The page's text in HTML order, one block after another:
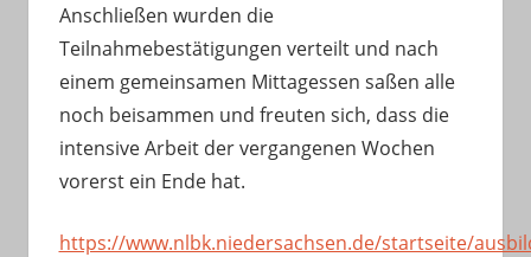
Anschließen wurden die
Teilnahmebestätigungen verteilt und nach
einem gemeinsamen Mittagessen saßen alle
noch beisammen und freuten sich, dass die
intensive Arbeit der vergangenen Wochen
vorerst ein Ende hat.
https://www.nlbk.niedersachsen.de/startseite/